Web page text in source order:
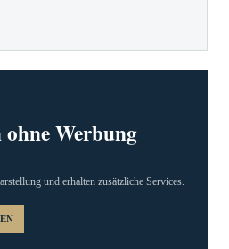
Werbung
und erhalten zusätzliche Services.